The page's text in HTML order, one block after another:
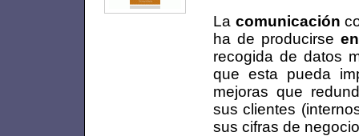
La comunicación
ha de producirse
recogida de datos
que esta pueda
mejoras que
sus clientes
sus cifras de